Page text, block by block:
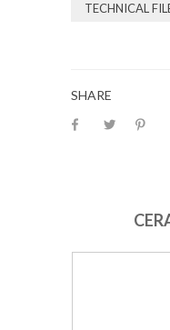
TECHNICAL
SHARE